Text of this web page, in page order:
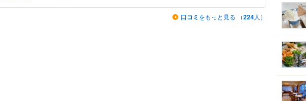
口コミ をもっと見る （224人）